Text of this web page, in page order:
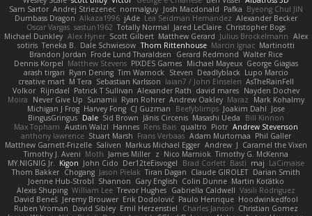
Sam Sartor Andrej Striezenec normalguy Josh Macdonald Pafka Byeong Chul JIN
Dumbass Dragon Alkaza1996 jAde Lea Seidman Hernandez Alexander Becker
Oscar Vargas sastun1962 Totally Normal Jared LeClaire Christopher Bogs
Michael Dunkley Alex Hyner Scott Gilbert Matthew Gerard Julius Brockelmann Alex
sotiris Teneka B. Dale Schwiesow Thom Rittenhouse Marcin Ignac Martinotti
Brandon Jordan Frode Lund Tharaldsen Gerard Redmond Walter Rice
Dennis Korpel Matthew Stevens PIXDES Games Michael Mayeux George Giagias
arash tirgari Ryan Dening Tim Warnock Steven Deadlyblack Lupo Marcio
creative mart M Tera Sebastian Karlsson Iaian7 / John Einselen AsTheRainFell
Volkor Rijndael Patrick T Sullivan Alexander Rath david mares Nayden Dochev
Moira
Never Give Up Sunamii Ryan Rohrer Andrew Oakley Maraz
Mark Kohalmy
Michigan J Frog Harvey Fong CJ Guzman Beefyblimps Joakim Dahl Jose
BingusGringus Dale Sid Brown Jānis Circenis Masashi Ueda
Bill Kinnon
Max Topham Austin Walzl Hannes Rens Bais qualtro Piotr Andrew Stevenson
anthony lawrence Stuart Marsh Frans Verbaas Adam Murtomaa Phil Galler
Matthew Garnett-Frizelle Saliven Markus Michael Egger Andrew J Caramel the Vixen
Timothy J. Aveni Moth James Miller z Nico Marniok Timothy G. McKenna
MY.NIGNIG Jr. Kigon John Cido Der12teEisvogel Brad Corlett Basti maj LaCimaise
Thom Bakker Chogang Jason Pielak Tiran Dagan Claude GIROLET Darian Smith
Joenne Hub-Strobl Shannon Gary English Colin Dunne Martin Koťátko
Alexis Shuping William Lee Trevor Hughes Gabriella Caldwell Vasili Rodriguez
David Beneš Jeremy Brouwer Erik Dodolović Paulo Henrique Hoodwinkedfool
Ruben Vroman David Sibley Emil Herzenstiel Charles Janson Christian Gomez